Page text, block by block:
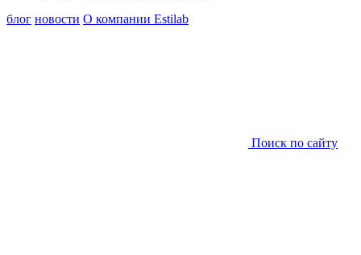
блог новости О компании Estilab
Поиск по сайту